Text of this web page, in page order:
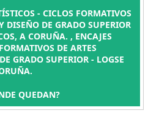
- CICLOS FORMATIVOS
DISEÑO DE GRADO SUPERIOR
A CORUÑA. , ENCAJES
DE ARTES
GRADO SUPERIOR - LOGSE
QUEDAN?